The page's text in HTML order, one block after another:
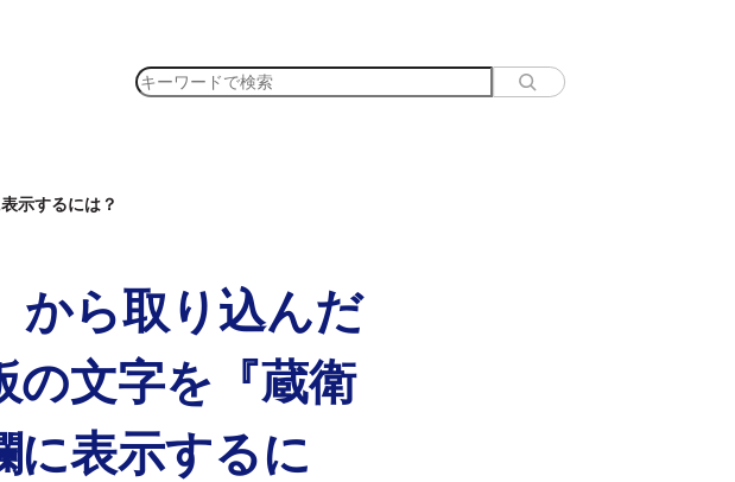
検
示するには？
から取り込んだ
の文字を『蔵衛
に表示するに